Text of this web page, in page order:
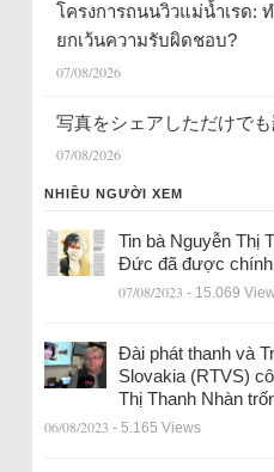
โครงการถนนวิวแม่น้ำเรด:
ยกเว้นความรับผิดชอบ?
07/08/2026
写真をシェアしただけで
07/08/2026
NHIỀU NGƯỜI XEM
Tin bà Nguyễn Thị
Đức đã được
07/08/2023 - 15.069
Đài phát thanh và
Slovakia (RTVS)
Thị Thanh Nhàn
06/08/2023 - 5.165 Views